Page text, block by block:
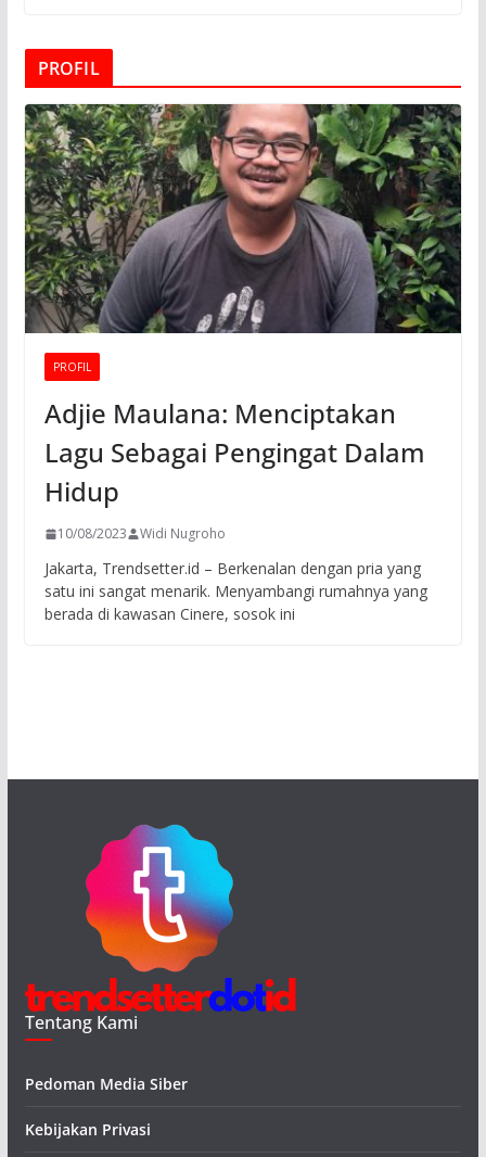
PROFIL
PROFIL
Adjie Maulana: Menciptakan
Lagu Sebagai Pengingat Dalam
Hidup
10/08/2023 Widi Nugroho
Jakarta, Trendsetter.id – Berkenalan dengan pria yang
satu ini sangat menarik. Menyambangi rumahnya yang
berada di kawasan Cinere, sosok ini
Tentang Kami
Pedoman Media Siber
Kebijakan Privasi